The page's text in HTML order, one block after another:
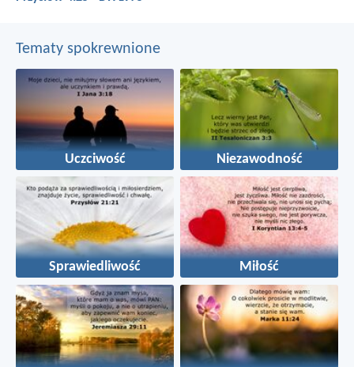
Tematy spokrewnione
Uczciwość Niezawodność
Sprawiedliwość Miłość